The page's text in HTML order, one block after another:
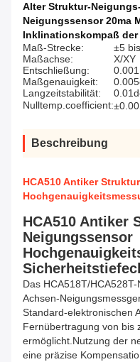
Alter Struktur-
Neigungssensor 20ma
Inklinationskompaß
Maß-Strecke:
±5
Maßachse:
X/XY
Entschließung:
Maßgenauigkeit:
Langzeitstabilität:
Nulltemp.coefficient:
Beschreibung
HCA510 Antiker
HCA510 Antiker
Neigungssensor
Das HCA518T/
Achsen-
Standard-elektronischen
Fernübertragung von bis
ermöglicht.Nutzung der
eine präzise